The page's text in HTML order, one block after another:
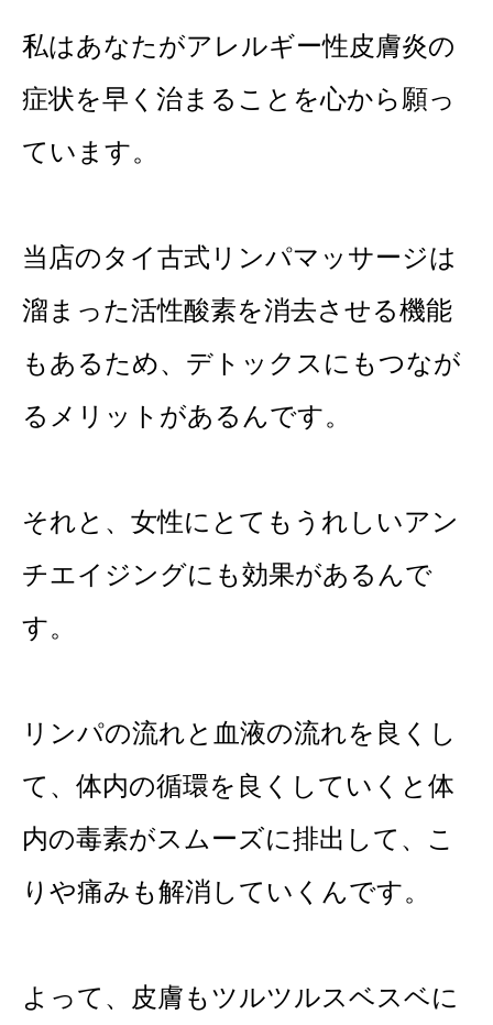
私はあなたがアレルギー性皮膚炎の
症状を早く治まることを心から願っ
ています。
当店のタイ古式リンパマッサージは
溜まった活性酸素を消去させる機能
もあるため、 デトックスにもつなが
るメリットがあるんです。
それと、女性にとてもうれしいアン
チエイジングにも効果があるんで
す。
リンパの流れと血液の流れを良くし
て、体内の循環を良くしていくと体
内の毒素がスムーズに排出して、こ
りや痛みも解消していくんです。
よって、皮膚もツルツルスベスベに